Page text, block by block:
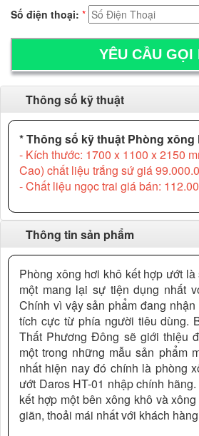
Số điện thoại: *
Thông số kỹ thuật
* Thông số kỹ thuật Phòng xông
- Kích thước: 1700 x 1100 x 2150
Cao) chất liệu trắng sứ giá
- Chất liệu ngọc trai giá bán:
Thông tin sản phẩm
Phòng xông hơi khô kết hợp ướt
một mang lại sự tiện dụng nhất
Chính vì vậy sản phẩm đang
tích cực từ phía người tiêu dùng.
Thất Phương Đông sẽ giới thiệu
một trong những mẫu sản phẩm
nhất hiện nay đó chính là phòng
ướt Daros HT-01 nhập chính
kết hợp một bên xông khô và
giãn, thoải mái nhất với khách